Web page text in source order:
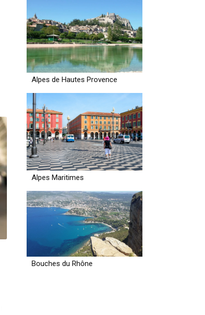
Alpes de Hautes Provence
Alpes Maritimes
Bouches du Rhône